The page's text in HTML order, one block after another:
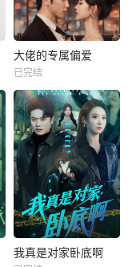
大佬的专属偏爱
已完结
我真是对家卧底啊